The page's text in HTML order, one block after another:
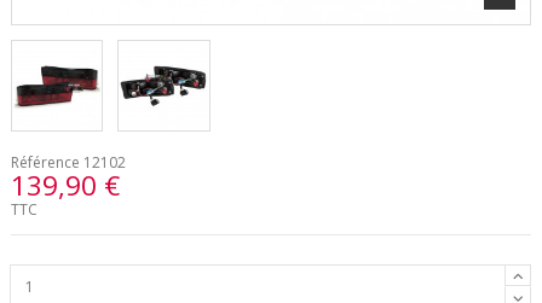
Référence 12102
139,90 €
TTC